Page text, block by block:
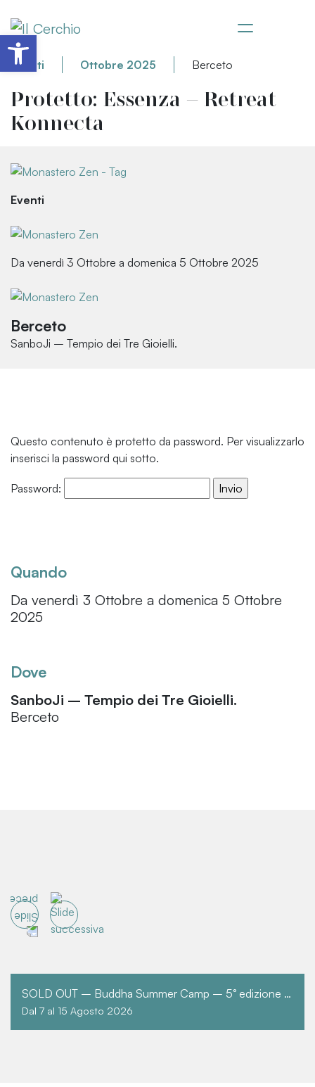
Eventi Ottobre 2025 Berceto
Protetto: Essenza – Retreat
Konnecta
Eventi
Da venerdì 3 Ottobre a domenica 5 Ottobre 2025
Berceto
SanboJi – Tempio dei Tre Gioielli.
Questo contenuto è protetto da password. Per visualizzarlo
inserisci la password qui sotto.
Password:
Quando
Da venerdì 3 Ottobre a domenica 5 Ottobre
2025
Dove
SanboJi – Tempio dei Tre Gioielli.
Berceto
SOLD OUT – Buddha Summer Camp – 5° edizione – TUTTO IL PERIODO
Dal 7 al 15 Agosto 2026
Apri la barra degli strumenti